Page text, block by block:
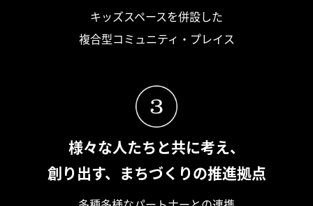
キッズスペースを併設した
複合型コミュニティ・プレイス
様々な人たちと共に考え、
創り出す、まちづくりの推進拠点